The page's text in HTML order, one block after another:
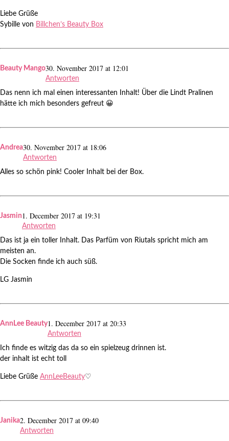
Liebe Grüße
Sybille von Billchen’s Beauty Box
Beauty Mango30. November 2017 at 12:01
Antworten
Das nenn ich mal einen interessanten Inhalt! Über die Lindt Pralinen
hätte ich mich besonders gefreut 😀
Andrea30. November 2017 at 18:06
Antworten
Alles so schön pink! Cooler Inhalt bei der Box.
Jasmin1. December 2017 at 19:31
Antworten
Das ist ja ein toller Inhalt. Das Parfüm von Riutals spricht mich am
meisten an.
Die Socken finde ich auch süß.
LG Jasmin
AnnLee Beauty1. December 2017 at 20:33
Antworten
Ich finde es witzig das da so ein spielzeug drinnen ist.
der inhalt ist echt toll
Liebe Grüße AnnLeeBeauty♡
Janika2. December 2017 at 09:40
Antworten